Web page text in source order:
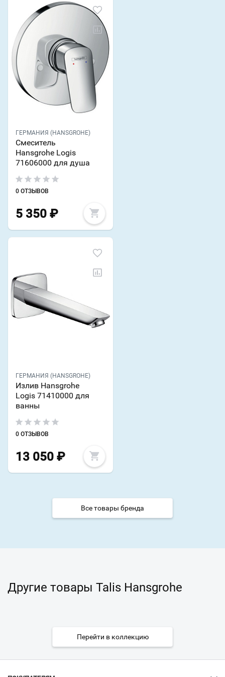
ГЕРМАНИЯ (HANSGROHE)
Смеситель
Hansgrohe Logis
71606000 для душа
0 ОТЗЫВОВ
5 350 ₽
ГЕРМАНИЯ (HANSGROHE)
Излив Hansgrohe
Logis 71410000 для
ванны
0 ОТЗЫВОВ
13 050 ₽
Все товары бренда
Другие товары Talis Hansgrohe
Перейти в коллекцию